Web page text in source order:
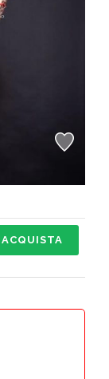
ACQUISTA